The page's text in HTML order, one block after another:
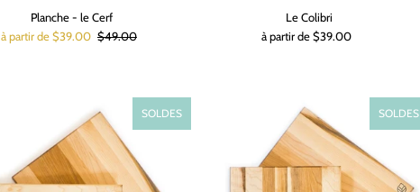
Planche - le Cerf
à partir de $39.00 $49.00
Le Colibri
à partir de $39.00
SOLDES SOLDES